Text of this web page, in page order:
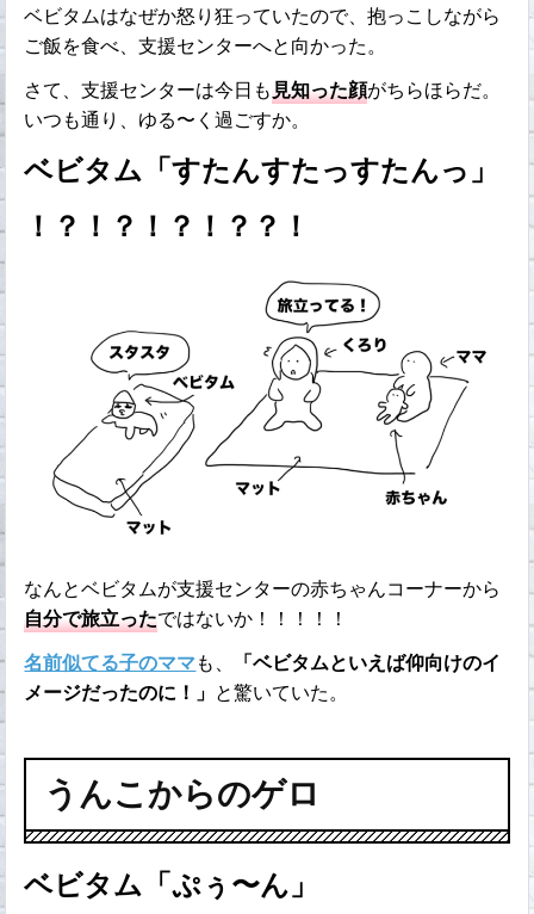
ベビタムはなぜか怒り狂っていたので、抱っこしながら
ご飯を食べ、支援センターへと向かった。
さて、支援センターは今日も見知った顔がちらほらだ。
いつも通り、ゆる〜く過ごすか。
ベビタム「すたんすたっすたんっ」
！？！？！？！？？！
なんとベビタムが支援センターの赤ちゃんコーナーから
自分で旅立ったではないか！！！！！
名前似てる子のママも、
「ベビタムといえば仰向けのイ
メージだったのに！」 と驚いていた。
うんこからのゲロ
ベビタム「ぷぅ〜ん」